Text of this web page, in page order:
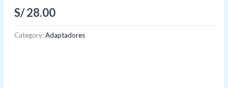
S/28.00
Category:Adaptadores